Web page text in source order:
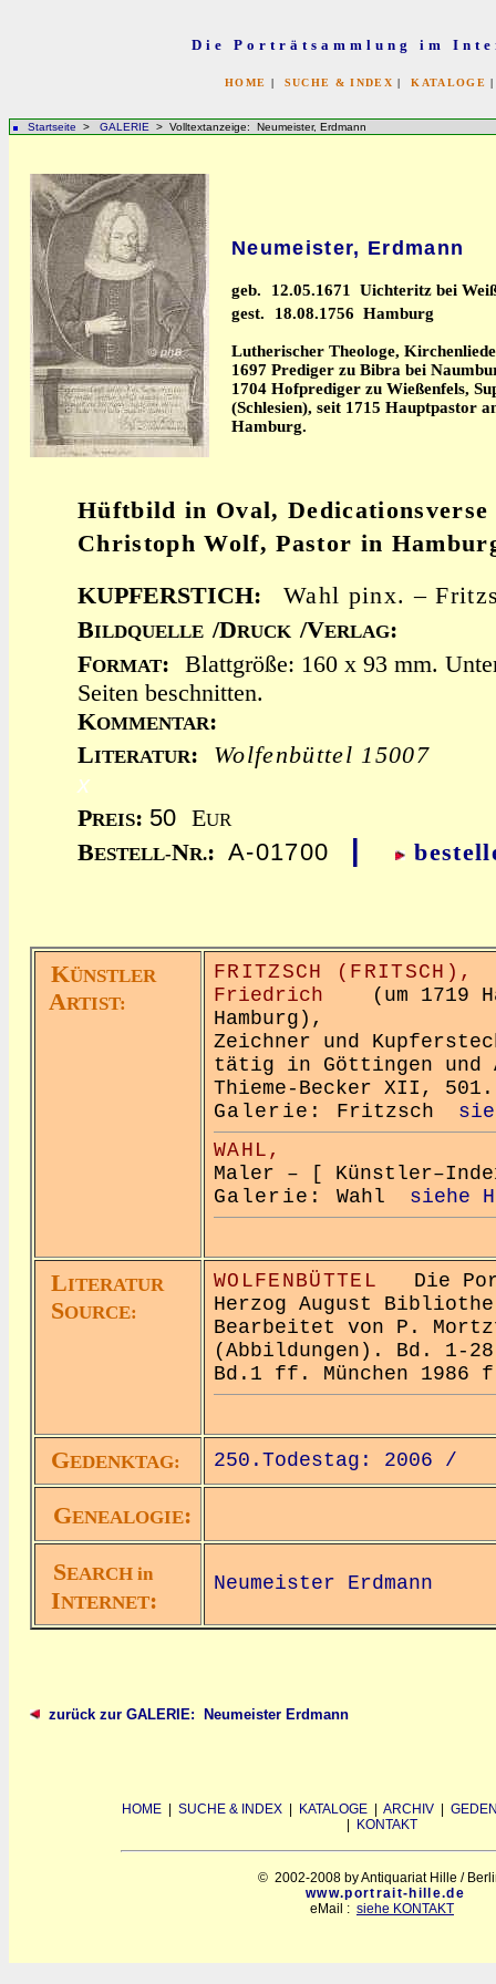
Die Porträtsammlung im
HOME | SUCHE & INDEX |KATALOGE
Startseite > GALERIE > Volltextanzeige: Neumeister, Erdmann
Neumeister, Erdmann
geb.
12.05.1671 Uichteritz bei
gest.
18.08.1756 Hamburg
Lutherischer Theologe,
1697 Prediger zu Bibra bei
1704 Hofprediger zu Wießenfels,
(Schlesien), seit 1715 Hauptpastor
Hamburg.
Hüftbild in Oval, Dedicationsverse
Christoph Wolf, Pastor in
KUPFERSTICH:
Wahl pinx. –
BILDQUELLE /DRUCK /VERLAG:
FORMAT:
Blattgröße: 160 x 93 mm.
Seiten beschnitten.
KOMMENTAR:
LITERATUR: Wolfenbüttel 15007
x
PREIS: 50 EUR
BESTELL-NR.: A-01700 |
KÜNSTLER
ARTIST:
FRITZSCH (FRITSCH),
Friedrich
(um 1719
Hamburg),
Zeichner und
tätig in Göttingen und
Thieme-Becker XII, 501.
Galerie: Fritzsch
WAHL,
Maler – [
Galerie: Wahl siehe
LITERATUR
SOURCE:
WOLFENBÜTTEL Die
Herzog August
Bearbeitet von P.
(Abbildungen). Bd. 1-
Bd.1 ff. München 1986
GEDENKTAG: 250.Todestag: 2006 /
GENEALOGIE:
SEARCH in
INTERNET:
Neumeister Erdmann
zurück zur GALERIE: Neumeister Erdmann
HOME SUCHE & INDEX KATALOGE ARCHIV
KONTAKT
© 2002-2008 by Antiquariat Hille /
www.portrait-hille.de
eMail : siehe KONTAKT